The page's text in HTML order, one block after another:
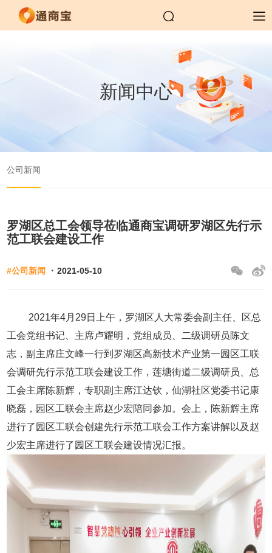
新闻中心
公司新闻
罗湖区总工会领导莅临通商宝调研罗湖区先行示
范工联会建设工作
#公司新闻 · 2021-05-10
2021年4月29日上午，罗湖区人大常委会副主任、区总
工会党组书记、主席卢耀明，党组成员、二级调研员陈文
志，副主席庄文峰一行到罗湖区高新技术产业第一园区工联
会调研先行示范工联会建设工作，莲塘街道二级调研员、总
工会主席陈新辉，专职副主席江达钦，仙湖社区党委书记康
晓磊，园区工联会主席赵少宏陪同参加。会上，陈新辉主席
进行了园区工联会创建先行示范工联会工作方案讲解以及赵
少宏主席进行了园区工联会建设情况汇报。